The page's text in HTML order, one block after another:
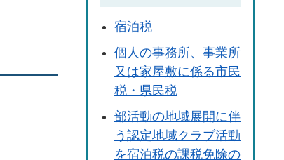
宿泊税
個人の事務所、事業所
又は家屋敷に係る市民
税・県民税
部活動の地域展開に伴
う認定地域クラブ活動
を宿泊税の課税免除の